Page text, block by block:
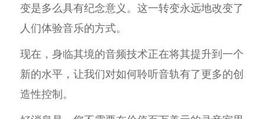
变是多么具有纪念意义。这一转变永远地改变了
人们体验音乐的方式。
现在，身临其境的音频技术正在将其提升到一个
新的水平，让我们对如何聆听音轨有了更多的创
造性控制。